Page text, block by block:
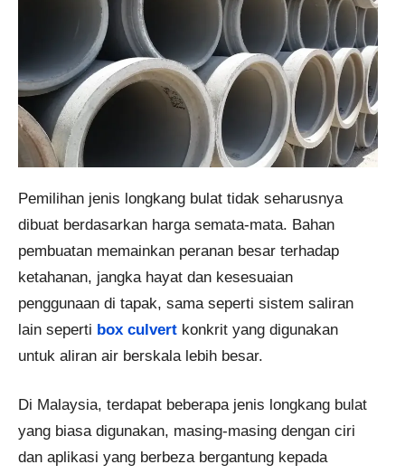
Pemilihan jenis longkang bulat tidak seharusnya
dibuat berdasarkan harga semata-mata. Bahan
pembuatan memainkan peranan besar terhadap
ketahanan, jangka hayat dan kesesuaian
penggunaan di tapak, sama seperti sistem saliran
lain seperti box culvert konkrit yang digunakan
untuk aliran air berskala lebih besar.
Di Malaysia, terdapat beberapa jenis longkang bulat
yang biasa digunakan, masing-masing dengan ciri
dan aplikasi yang berbeza bergantung kepada